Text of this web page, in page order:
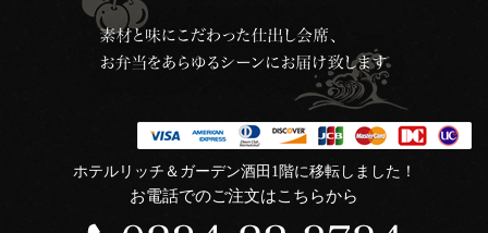
ホテルリッチ＆ガーデン酒田1階に移転しました！
お電話でのご注文はこちらから